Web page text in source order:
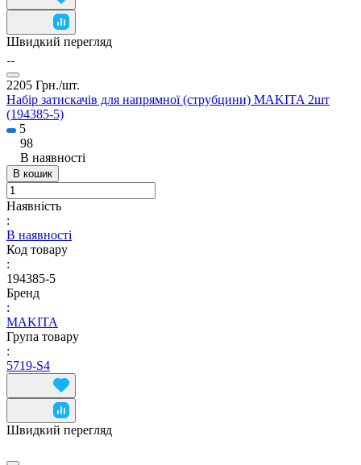
Швидкий перегляд
2205 Грн./шт.
Набір затискачів для напрямної (струбцини) MAKITA 2шт
(194385-5)
5
98
В наявності
В кошик
Наявність
:
В наявності
Код товару
:
194385-5
Бренд
:
MAKITA
Група товару
:
5719-S4
Швидкий перегляд